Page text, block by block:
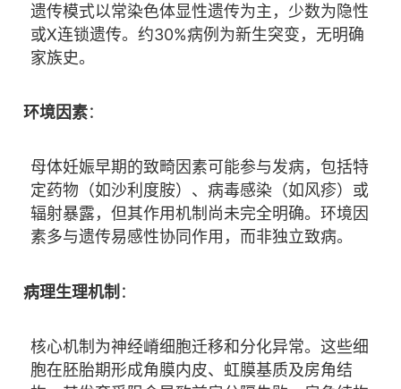
遗传模式以常染色体显性遗传为主，少数为隐性
或X连锁遗传。约30%病例为新生突变，无明确
家族史。
环境因素：
母体妊娠早期的致畸因素可能参与发病，包括特
定药物（如沙利度胺）、病毒感染（如风疹）或
辐射暴露，但其作用机制尚未完全明确。环境因
素多与遗传易感性协同作用，而非独立致病。
病理生理机制 ：
核心机制为神经嵴细胞迁移和分化异常。这些细
胞在胚胎期形成角膜内皮、虹膜基质及房角结